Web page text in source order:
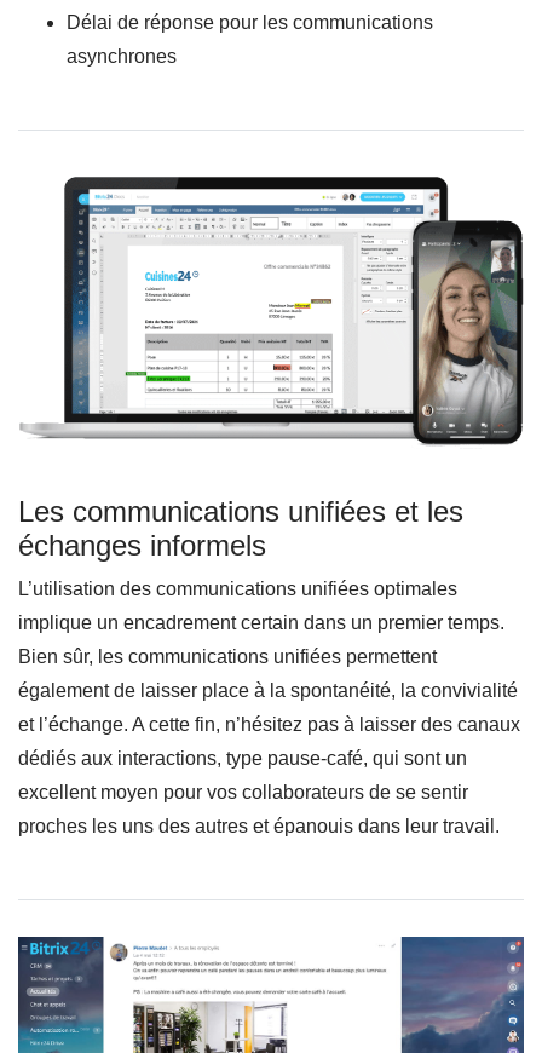
Délai de réponse pour les communications
asynchrones
Les communications unifiées et les
échanges informels
L’utilisation des communications unifiées optimales
implique un encadrement certain dans un premier temps.
Bien sûr, les communications unifiées permettent
également de laisser place à la spontanéité, la convivialité
et l’échange. A cette fin, n’hésitez pas à laisser des canaux
dédiés aux interactions, type pause-café, qui sont un
excellent moyen pour vos collaborateurs de se sentir
proches les uns des autres et épanouis dans leur travail.